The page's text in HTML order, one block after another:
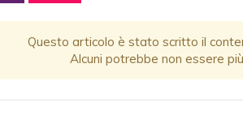
Questo articolo è stato scritto il
Alcuni potrebbe non essere